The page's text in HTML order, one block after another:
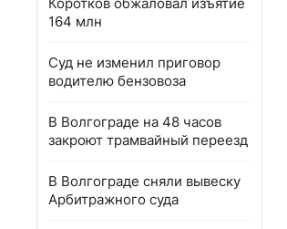
164 млн
Суд не изменил приговор
водителю бензовоза
В Волгограде на 48 часов
закроют трамвайный переезд
В Волгограде сняли вывеску
Арбитражного суда